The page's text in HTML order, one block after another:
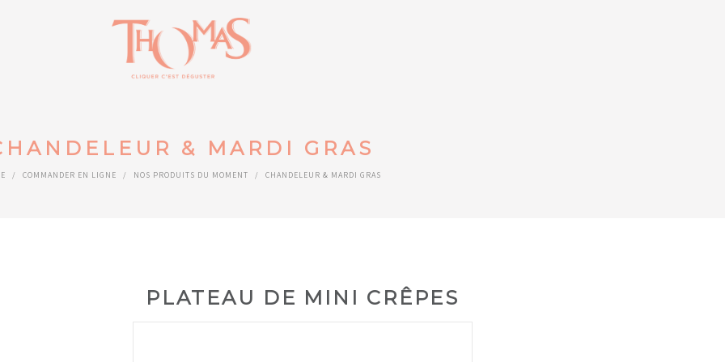
& MARDI GRAS
/ COMMANDER EN LIGNE / NOS PRODUITS DU MOMENT / CHANDELEUR & MARDI GRAS
PLATEAU DE MINI CRÊPES